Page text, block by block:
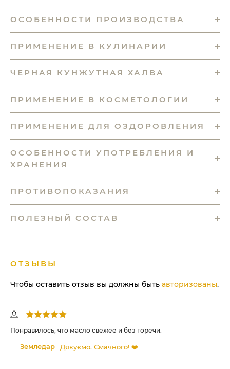
ОСОБЕННОСТИ ПРОИЗВОДСТВА
ПРИМЕНЕНИЕ В КУЛИНАРИИ
ЧЕРНАЯ КУНЖУТНАЯ ХАЛВА
ПРИМЕНЕНИЕ В КОСМЕТОЛОГИИ
ПРИМЕНЕНИЕ ДЛЯ ОЗДОРОВЛЕНИЯ
ОСОБЕННОСТИ УПОТРЕБЛЕНИЯ И
ХРАНЕНИЯ
ПРОТИВОПОКАЗАНИЯ
ПОЛЕЗНЫЙ СОСТАВ
ОТЗЫВЫ
Понравилось, что масло свежее и без горечи.
Земледар Дякуємо. Смачного! ❤️
Чтобы оставить отзыв вы должны быть авторизованы.